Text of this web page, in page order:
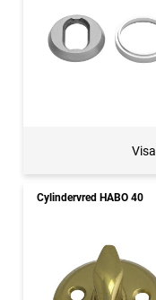
Visa
Cylindervred HABO 40